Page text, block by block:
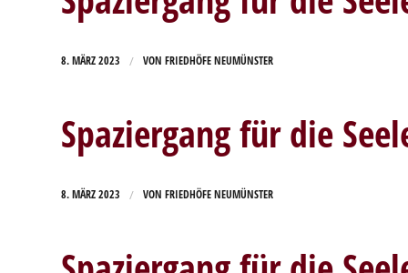
8. MÄRZ 2023 / VON FRIEDHÖFE NEUMÜNSTER
Spaziergang für die
8. MÄRZ 2023 / VON FRIEDHÖFE NEUMÜNSTER